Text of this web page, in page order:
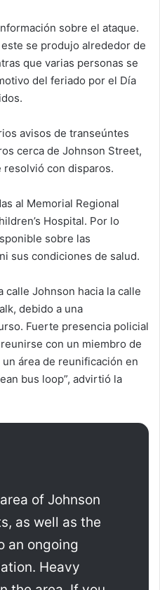
sobre el ataque.
se produjo alrededor de
que varias personas se
del feriado por el Día
avisos de transeúntes
cerca de Johnson Street,
resolvió con disparos.
al Memorial Regional
Hospital. Por lo
sobre las
sus condiciones de salud.
calle Johnson hacia la calle
debido a una
Fuerte presencia policial
con un miembro de
área de reunificación en
bus loop”, advirtió la
of Johnson
as well as the
an ongoing
Heavy